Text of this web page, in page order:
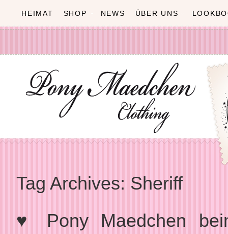
HEIMAT SHOP NEWS ÜBER UNS
Tag Archives: Sheriff
♥ Pony Maedchen